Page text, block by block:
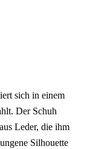
sich in einem
Der Schuh
Leder, die ihm
Silhouette